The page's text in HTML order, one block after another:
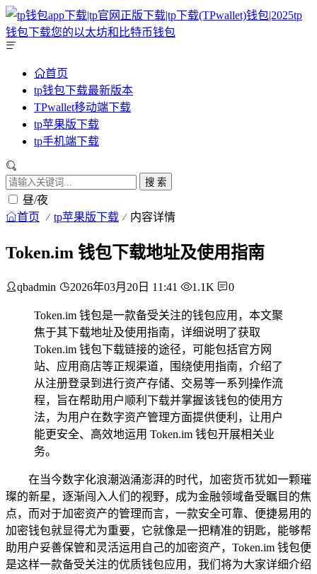
首页
tp钱包下载最新版本
TPwallet移动端下载
tp苹果版下载
tp手机端下载
搜 索
昼/夜
首页 tp苹果版下载 内容详情
Token.im 钱包下载地址及使用指南
qbadmin 2026年03月20日 11:41 1.1K 0
Token.im 钱包是一款备受关注的钱包应用，本文聚
焦于其下载地址及使用指南，详细说明了获取
Token.im 钱包下载链接的途径，可能包括官方网
站、应用商店等正规渠道，围绕使用指南，介绍了
从注册登录到进行资产存储、交易等一系列操作流
程，旨在帮助用户顺利下载并掌握该钱包的使用方
法，为用户在数字资产管理方面提供便利，让用户
能更安全、高效地运用 Token.im 钱包开展相关业
务。
在当今数字化浪潮汹涌澎湃的时代，加密货币犹如一颗璀
璨的新星，逐渐闯入人们的视野，成为金融领域备受瞩目的焦
点，而对于加密资产的管理而言，一款安全可靠、便捷易用的
加密钱包就显得尤为重要，它就像是一把精准的钥匙，能够帮
助用户妥善保管和灵活运用自己的加密资产，Token.im 钱包便
是这样一款备受关注的优质钱包应用，我们将为大家详细介绍